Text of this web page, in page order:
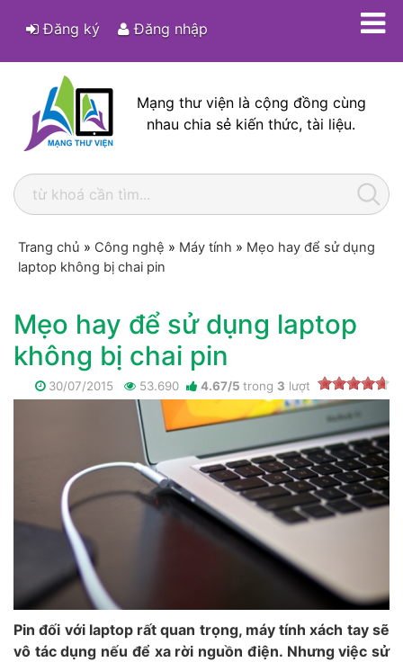
Đăng ký Đăng nhập
Mạng thư viện là cộng đồng cùng
nhau chia sẻ kiến thức, tài liệu.
Trang chủ » Công nghệ » Máy tính » Mẹo hay để sử dụng
laptop không bị chai pin
Mẹo hay để sử dụng laptop
không bị chai pin
30/07/2015 53.690 4.67/5 trong 3 lượt
Pin đối với laptop rất quan trọng, máy tính xách tay sẽ
vô tác dụng nếu để xa rời nguồn điện. Nhưng việc sử